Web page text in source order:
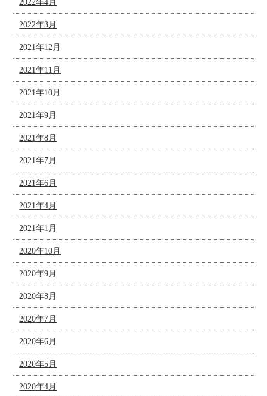
2022年4月
2022年3月
2021年12月
2021年11月
2021年10月
2021年9月
2021年8月
2021年7月
2021年6月
2021年4月
2021年1月
2020年10月
2020年9月
2020年8月
2020年7月
2020年6月
2020年5月
2020年4月